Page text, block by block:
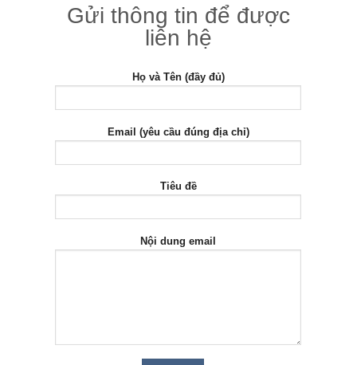
Gửi thông tin để được
liên hệ
Họ và Tên (đầy đủ)
Email (yêu cầu đúng địa chỉ)
Tiêu đề
Nội dung email